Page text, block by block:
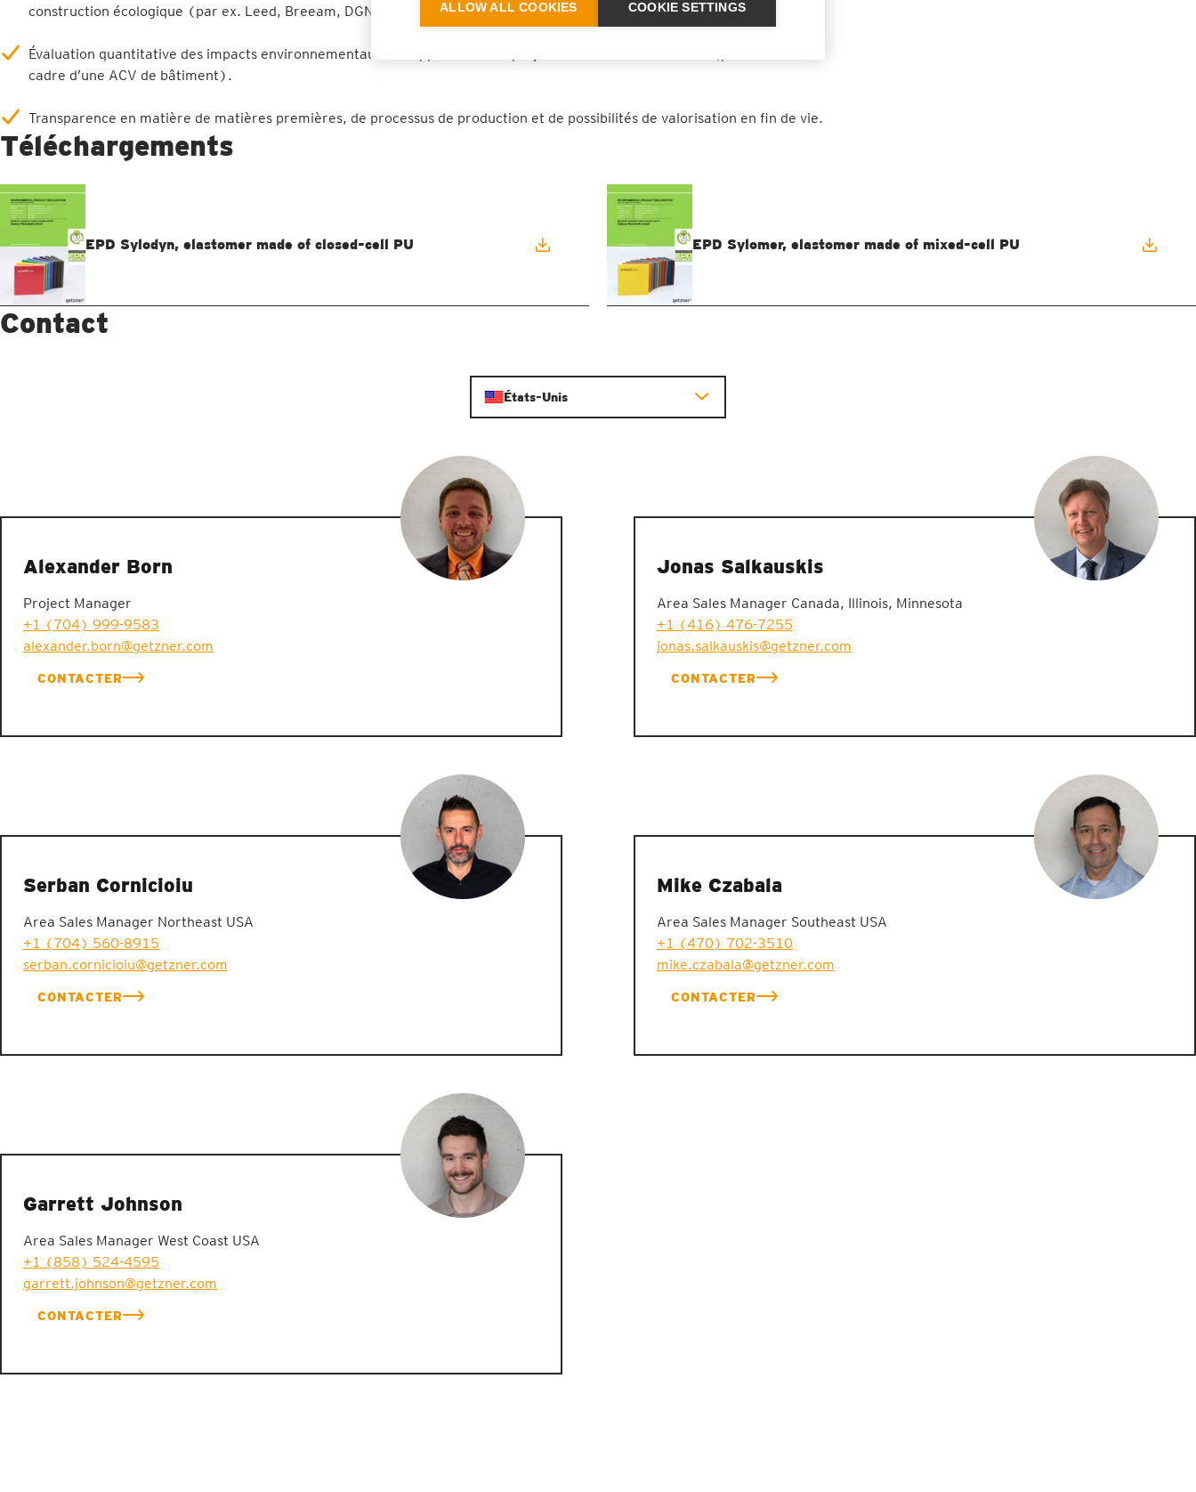
construction écologique (par ex. Leed, Breeam, DGNB).
Évaluation quantitative des impacts environnementaux en rapport avec un projet de construction concret (par ex. dans le
cadre d’une ACV de bâtiment).
Transparence en matière de matières premières, de processus de production et de possibilités de valorisation en fin de vie.
Téléchargements
EPD Sylodyn, elastomer made of closed-cell PU EPD Sylomer, elastomer made of mixed-cell PU
Contact
États-Unis
Alexander Born
Project Manager
+1 (704) 999-9583
alexander.born@getzner.com
CONTACTER
Jonas Salkauskis
Area Sales Manager Canada, Illinois, Minnesota
+1 (416) 476-7255
jonas.salkauskis@getzner.com
CONTACTER
Serban Cornicioiu
Area Sales Manager Northeast USA
+1 (704) 560-8915
serban.cornicioiu@getzner.com
CONTACTER
Mike Czabala
Area Sales Manager Southeast USA
+1 (470) 702-3510
mike.czabala@getzner.com
CONTACTER
Garrett Johnson
Area Sales Manager West Coast USA
+1 (858) 524-4595
garrett.johnson@getzner.com
CONTACTER
ALLOW ALL COOKIES COOKIE SETTINGS